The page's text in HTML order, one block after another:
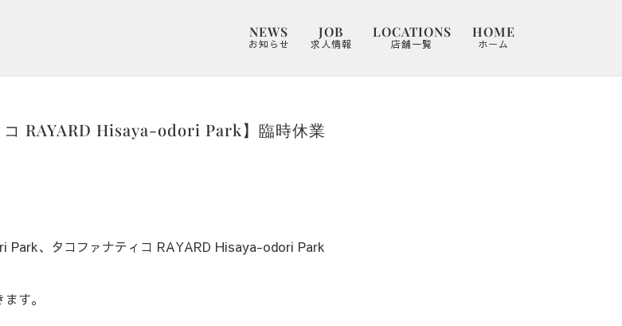
NEWS
お知らせ
JOB
求人情報
LOCATIONS
店舗一覧
HOME
ホーム
コ RAYARD Hisaya-odori Park】臨時休業
Park、タコファナティコ RAYARD Hisaya-odori Park
す。